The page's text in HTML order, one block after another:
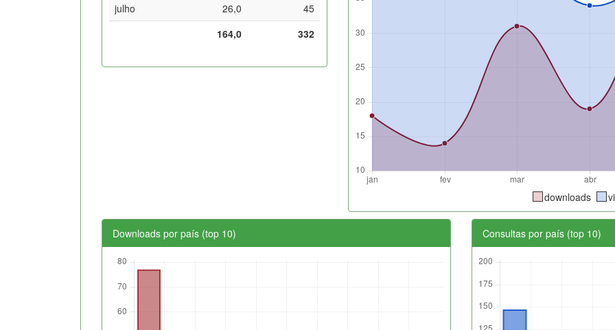
julho
26,0
45
164,0
332
downloads
Downloads por país (top 10) Consultas por país (top 10)